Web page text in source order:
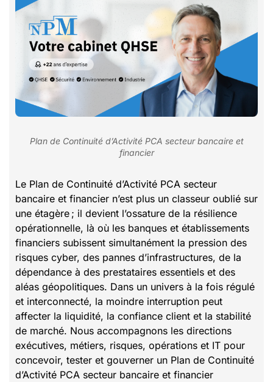
Plan de Continuité d’Activité PCA secteur bancaire et
financier
Le Plan de Continuité d’Activité PCA secteur
bancaire et financier n’est plus un classeur oublié sur
une étagère ; il devient l’ossature de la résilience
opérationnelle, là où les banques et établissements
financiers subissent simultanément la pression des
risques cyber, des pannes d’infrastructures, de la
dépendance à des prestataires essentiels et des
aléas géopolitiques. Dans un univers à la fois régulé
et interconnecté, la moindre interruption peut
affecter la liquidité, la confiance client et la stabilité
de marché. Nous accompagnons les directions
exécutives, métiers, risques, opérations et IT pour
concevoir, tester et gouverner un Plan de Continuité
d’Activité PCA secteur bancaire et financier